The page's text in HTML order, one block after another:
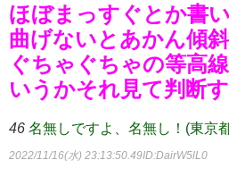
ほぼまっすぐとか書
曲げないとあかん傾
ぐちゃぐちゃの等高
いうかそれ見て判断
46 名無しですよ、名無し！(東京
2022/11/16(水) 23:13:50.49ID:DairW5lL0